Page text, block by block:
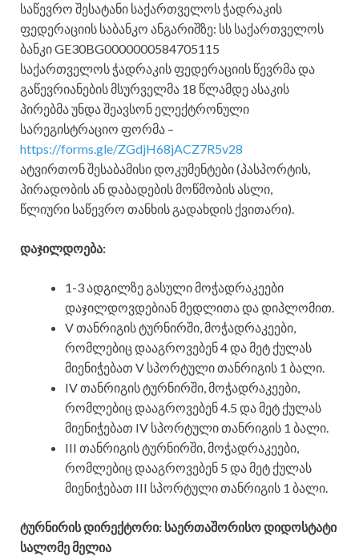
საწევრო შესატანი საქართველოს ჭადრაკის
ფედერაციის საბანკო ანგარიშზე: სს საქართველოს
ბანკი GE30BG0000000584705115
საქართველოს ჭადრაკის ფედერაციის წევრმა და
გაწევრიანების მსურველმა 18 წლამდე ასაკის
პირებმა უნდა შეავსონ ელექტრონული
სარეგისტრაციო ფორმა –
https://forms.gle/ZGdjH68jACZ7R5v28
ატვირთონ შესაბამისი დოკუმენტები (პასპორტის,
პირადობის ან დაბადების მოწმობის ასლი,
წლიური საწევრო თანხის გადახდის ქვითარი).
დაჯილდოება:
1-3 ადგილზე გასული მოჭადრაკეები
დაჯილდოვდებიან მედლითა და დიპლომით.
V თანრიგის ტურნირში, მოჭადრაკეები,
რომლებიც დააგროვებენ 4 და მეტ ქულას
მიენიჭებათ V სპორტული თანრიგის 1 ბალი.
IV თანრიგის ტურნირში, მოჭადრაკეები,
რომლებიც დააგროვებენ 4.5 და მეტ ქულას
მიენიჭებათ IV სპორტული თანრიგის 1 ბალი.
III თანრიგის ტურნირში, მოჭადრაკეები,
რომლებიც დააგროვებენ 5 და მეტ ქულას
მიენიჭებათ III სპორტული თანრიგის 1 ბალი.
ტურნირის დირექტორი: საერთაშორისო დიდოსტატი
სალომე მელია